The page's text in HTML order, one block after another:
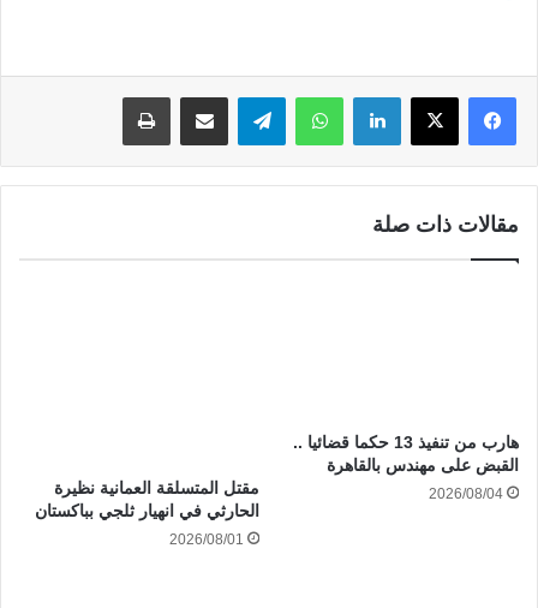
لينكدإن واتساب
مقالات ذات صلة
هارب من تنفيذ 13 حكما قضائيا ..
القبض على مهندس بالقاهرة
2026/08/04
مقتل المتسلقة العمانية نظيرة
الحارثي في انهيار ثلجي بباكستان
2026/08/01